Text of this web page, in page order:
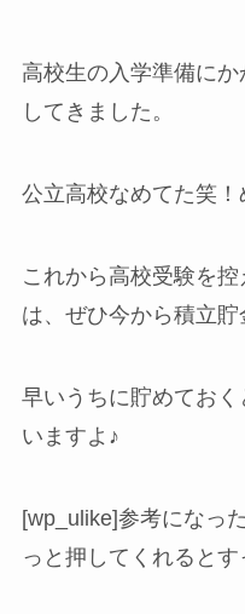
高校生の入学準備に
してきました。
公立高校なめてた笑
これから高校受験を
は、ぜひ今から積立貯
早いうちに貯めてお
いますよ♪
[wp_ulike]参考になっ
っと押してくれると